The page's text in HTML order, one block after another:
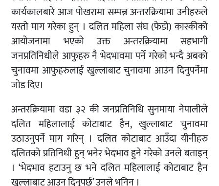
कार्यकालबारे आज पोखरामा सम्पन्न अन्तरक्रियामा उनीहरुले
यस्तो माग गरेका हुन् । दलित महिला संघ (फेडो) कास्कीको
आयोजनामा भएको उक्त अन्तरक्रियामा सहभागी
जनप्रतिनिधीले आफुहरु नै भेदभावमा पर्ने गरेको भन्दै अबको
चुनावमा आफुहरुलाई खुल्लाबाट चुनावमा आउन दिनुपर्नेमा
जोड दिए।
अन्तरक्रियामा वडा ३२ की जनप्रतिनिधि सुनमाया नेपालीले
दलित महिलालाई कोटाबाट हैन, खुल्लाबाट चुनावमा
उठाउनुपर्ने माग गरिन् । दलित कोटाबाट आउँदा यीनीहरु
दलितको प्रतिनिधी हुन् भनेर भेदभाव हुने गरेको उनले बताइन्
। ‘भेदभाव हटाउनु छ भने दलित महिलालाई कोटाबाट हैन
खुल्लाबाट आउन दिनुपर्छ’ उनले भनिन् ।